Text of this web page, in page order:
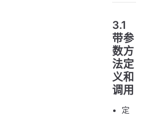
3.1
带参
数方
法定
义和
调用
定